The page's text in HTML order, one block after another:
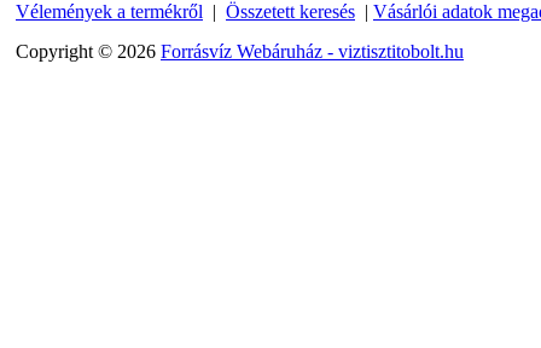
"T" elosztó-idom
Vélemények a termékről | Összetett keresés | Vásárlói adatok
Copyright © 2026 Forrásvíz Webáruház - viztisztitobolt.hu